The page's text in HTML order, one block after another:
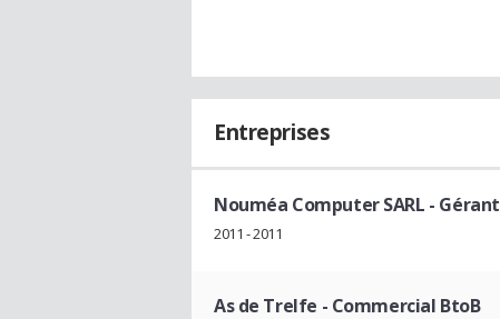
Entreprises
Nouméa Computer SARL - Gérant
2011 - 2011
As de Trelfe - Commercial BtoB